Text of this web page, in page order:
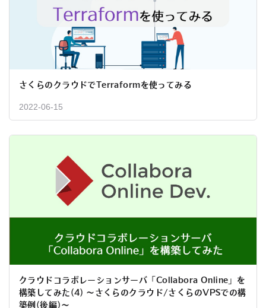
さくらのクラウドでTerraformを使ってみる
2022-06-15
クラウドコラボレーションサーバ「Collabora Online」を
構築してみた(4) 〜さくらのクラウド/さくらのVPSでの構
築例(後編)〜